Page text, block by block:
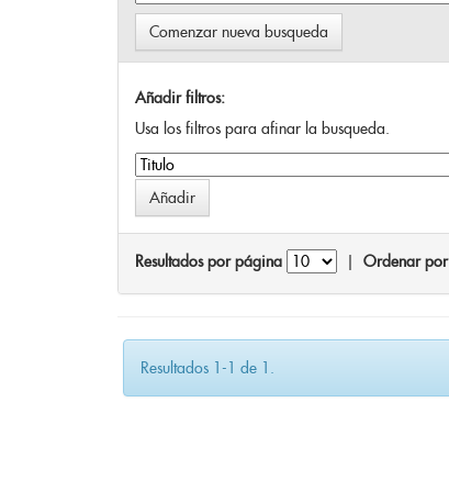
Comenzar nueva busqueda
Añadir filtros:
Usa los filtros para afinar la busqueda.
Resultados por página Ordenar por
Resultados 1-1 de 1.